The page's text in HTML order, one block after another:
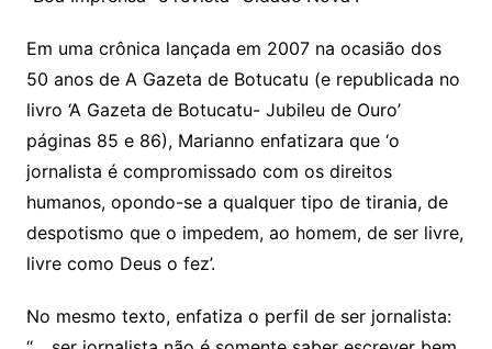
Em uma crônica lançada em 2007 na ocasião dos
50 anos de A Gazeta de Botucatu (e republicada no
livro ‘A Gazeta de Botucatu- Jubileu de Ouro’
páginas 85 e 86), Marianno enfatizara que ‘o
jornalista é compromissado com os direitos
humanos, opondo-se a qualquer tipo de tirania, de
despotismo que o impedem, ao homem, de ser livre,
livre como Deus o fez’.
No mesmo texto, enfatiza o perfil de ser jornalista: